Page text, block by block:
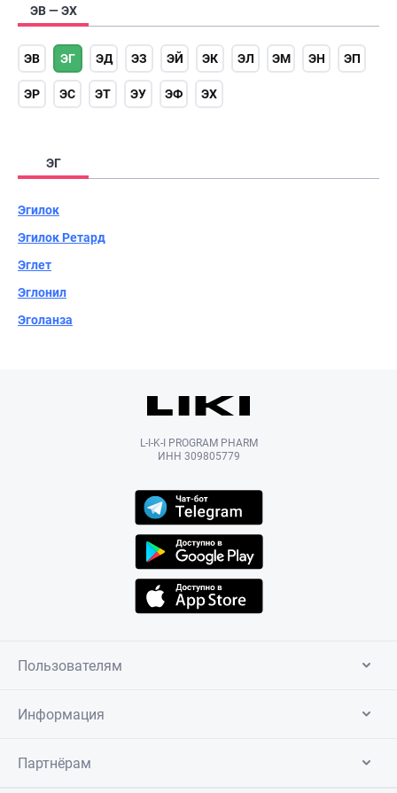
ЭВ — ЭХ
ЭВ ЭГ ЭД ЭЗ ЭЙ ЭК ЭЛ ЭМ ЭН ЭП
ЭР ЭС ЭТ ЭУ ЭФ ЭХ
ЭГ
Эгилок
Эгилок Ретард
Эглет
Эглонил
Эголанза
L-I-K-I PROGRAM PHARM
ИНН 309805779
Пользователям
Информация
Партнёрам